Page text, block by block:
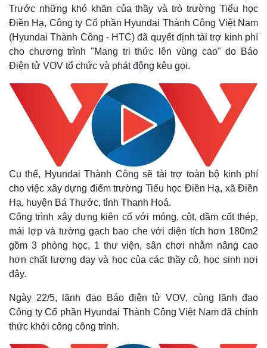
Quan sát
Cuộc sống đó đây
Hồ sơ
Ảnh
Infographic
Trước những khó khăn của thầy và trò trường Tiểu học
Điền Hạ, Công ty Cổ phần Hyundai Thành Công Việt Nam
(Hyundai Thành Công - HTC) đã quyết định tài trợ kinh phí
cho chương trình "Mang tri thức lên vùng cao" do Báo
Điện tử VOV tổ chức và phát động kêu gọi.
Cụ thể, Hyundai Thành Công sẽ tài trợ toàn bộ kinh phí
cho việc xây dựng điểm trường Tiểu học Điền Hạ, xã Điền
Hạ, huyện Bá Thước, tỉnh Thanh Hoá.
Công trình xây dựng kiên cố với móng, cột, dầm cốt thép,
mái lợp và tường gạch bao che với diện tích hơn 180m2
gồm 3 phòng học, 1 thư viện, sân chơi nhằm nâng cao
hơn chất lượng dạy và học của các thầy cô, học sinh nơi
đây.
Ngày 22/5, lãnh đạo Báo điện tử VOV, cùng lãnh đạo
Công ty Cổ phần Hyundai Thành Công Việt Nam đã chính
thức khởi công công trình.